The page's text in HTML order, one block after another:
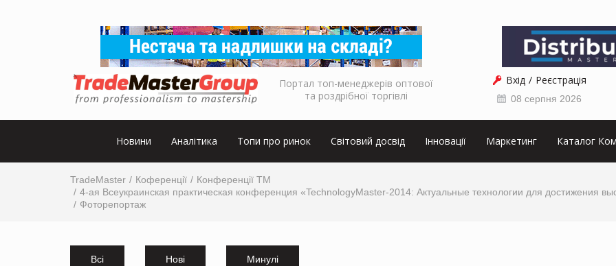
Портал топ-менеджерів оптової
та роздрібної торгівлі
Вхід Реєстрація
08 серпня 2026
Новини Аналітика Топи про ринок Світовий досвід Інновації Маркетинг Каталог
TradeMaster Коференції
Конференції ТМ
4-ая Всеукраинская практическая конференция «TechnologyMaster-2014: Актуальные технологии для достижения
Фоторепортаж
Всі Нові Минулі